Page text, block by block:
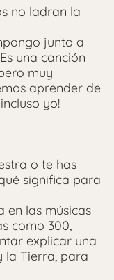
no ladran la
junto a
una canción
muy
aprender de
yo!
o te has
significa para
en las músicas
como 300,
explicar una
la Tierra, para